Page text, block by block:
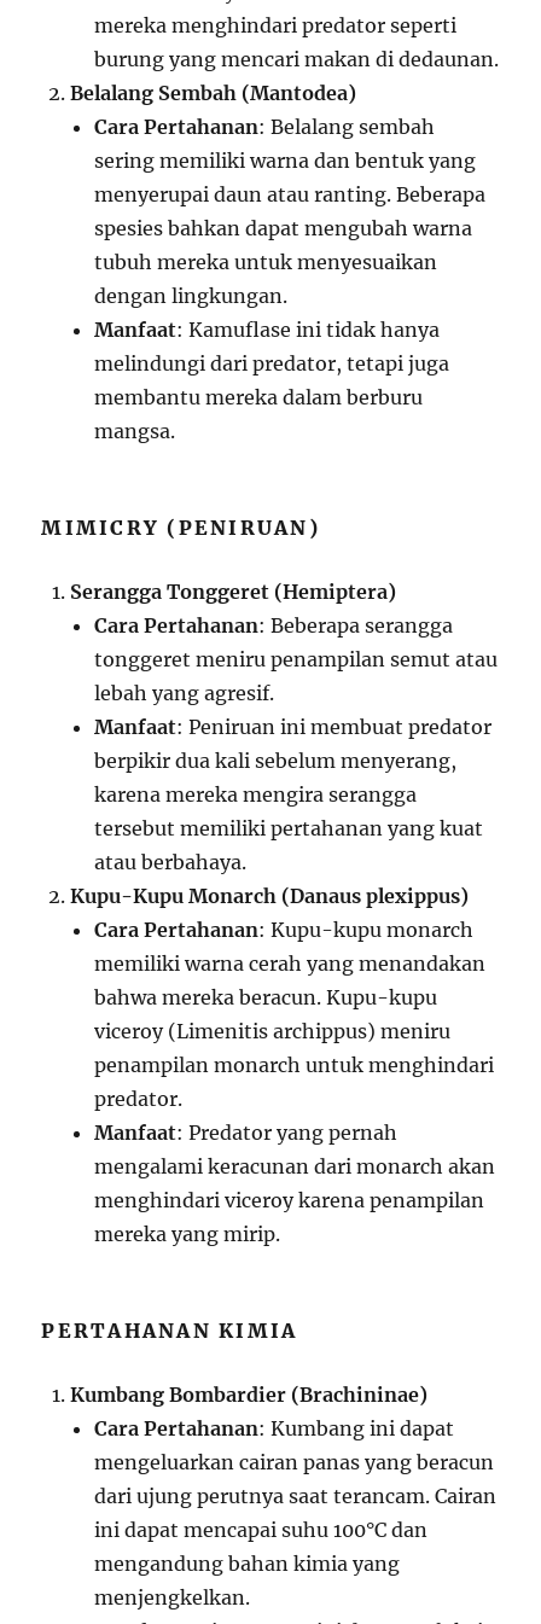
mereka menghindari predator seperti
burung yang mencari makan di dedaunan.
Belalang Sembah (Mantodea)
Cara Pertahanan: Belalang sembah
sering memiliki warna dan bentuk yang
menyerupai daun atau ranting. Beberapa
spesies bahkan dapat mengubah warna
tubuh mereka untuk menyesuaikan
dengan lingkungan.
Manfaat: Kamuflase ini tidak hanya
melindungi dari predator, tetapi juga
membantu mereka dalam berburu
mangsa.
MIMICRY (PENIRUAN)
Serangga Tonggeret (Hemiptera)
Cara Pertahanan: Beberapa serangga
tonggeret meniru penampilan semut atau
lebah yang agresif.
Manfaat: Peniruan ini membuat predator
berpikir dua kali sebelum menyerang,
karena mereka mengira serangga
tersebut memiliki pertahanan yang kuat
atau berbahaya.
Kupu-Kupu Monarch (Danaus plexippus)
Cara Pertahanan: Kupu-kupu monarch
memiliki warna cerah yang menandakan
bahwa mereka beracun. Kupu-kupu
viceroy (Limenitis archippus) meniru
penampilan monarch untuk menghindari
predator.
Manfaat: Predator yang pernah
mengalami keracunan dari monarch akan
menghindari viceroy karena penampilan
mereka yang mirip.
PERTAHANAN KIMIA
Kumbang Bombardier (Brachininae)
Cara Pertahanan: Kumbang ini dapat
mengeluarkan cairan panas yang beracun
dari ujung perutnya saat terancam. Cairan
ini dapat mencapai suhu 100°C dan
mengandung bahan kimia yang
menjengkelkan.